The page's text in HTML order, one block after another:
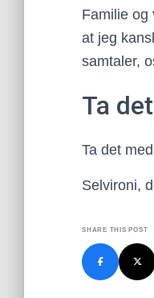
Familie og
at jeg
samtaler,
Ta
Ta det
Selvironi,
SHARE THIS POST